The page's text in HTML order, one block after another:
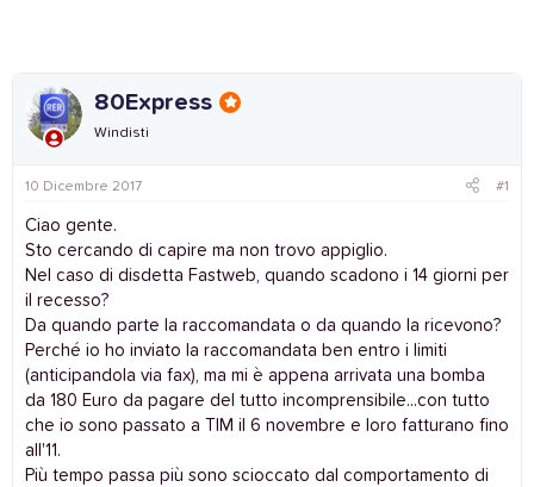
80Express
Windisti
10 Dicembre 2017 #1
Ciao gente.
Sto cercando di capire ma non trovo appiglio.
Nel caso di disdetta Fastweb, quando scadono i 14 giorni per
il recesso?
Da quando parte la raccomandata o da quando la ricevono?
Perché io ho inviato la raccomandata ben entro i limiti
(anticipandola via fax), ma mi è appena arrivata una bomba
da 180 Euro da pagare del tutto incomprensibile...con tutto
che io sono passato a TIM il 6 novembre e loro fatturano fino
all'11.
Più tempo passa più sono scioccato dal comportamento di